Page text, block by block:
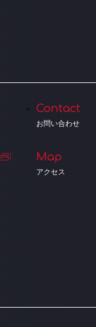
Contact
お問い合わせ
Map
アクセス